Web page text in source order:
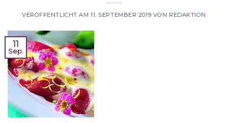
VERÖFFENTLICHT AM11. SEPTEMBER 2019 VON REDAKTION
11
Sep.